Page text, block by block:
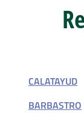
CALATAYUD
BARBASTRO